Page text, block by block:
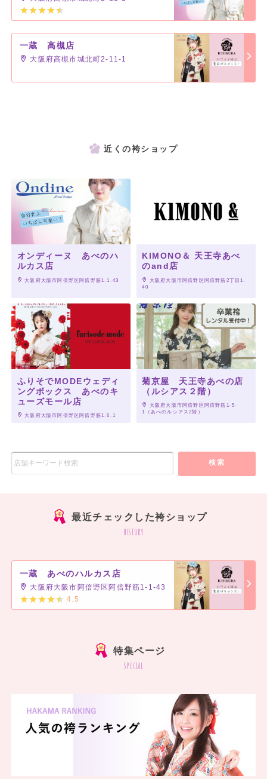
一蔵 高槻店
大阪府高槻市城北町2-11-1
近くの袴ショップ
オンディーヌ あべのハ
ルカス店
大阪府大阪市阿倍野区阿倍野筋1-1-43
KIMONO＆ 天王寺あべ
のand店
大阪府大阪市阿倍野区阿倍野筋2丁目1-
40
ふりそでMODEウェディ
ングボックス あべのキ
ューズモール店
大阪府大阪市阿倍野区阿倍野筋1-6-1
菊京屋 天王寺あべの店
（ルシアス２階）
大阪府大阪市阿倍野区阿倍野筋1-5-
1（あべのルシアス2階）
検索
最近チェックした袴ショップ
history
一蔵 あべのハルカス店
大阪府大阪市阿倍野区阿倍野筋1-1-43
4.5
特集ページ
special